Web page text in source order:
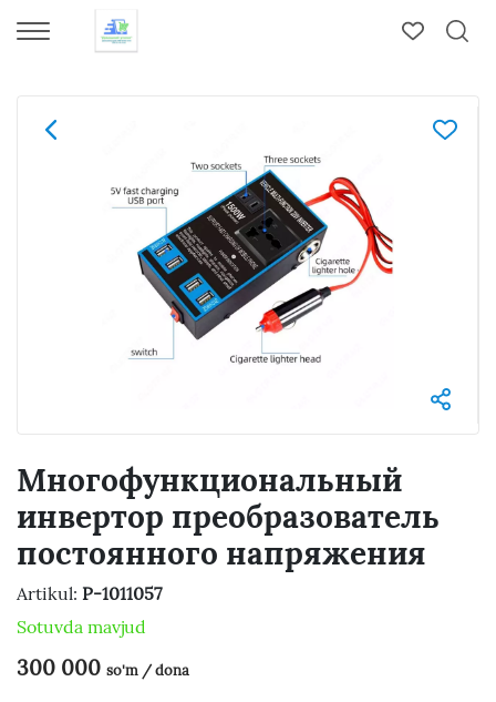
Многофункциональный
инвертор преобразователь
постоянного напряжения
Artikul: P-1011057
Sotuvda mavjud
300 000 so'm / dona